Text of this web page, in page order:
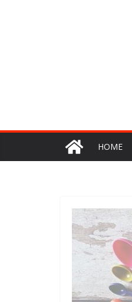
HOME